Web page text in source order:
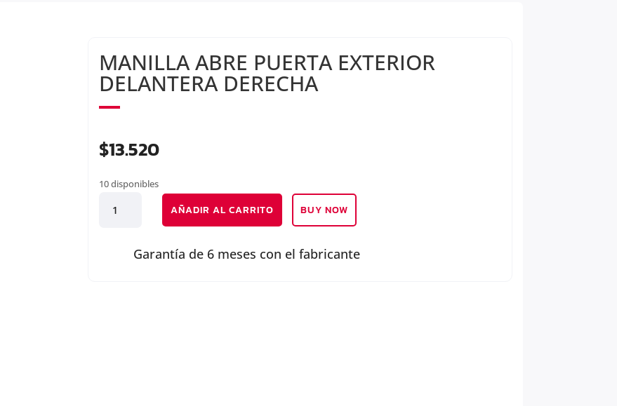
MANILLA ABRE PUERTA EXTERIOR
DELANTERA DERECHA
$13.520
10 disponibles
ABRE
EXTERIOR
AÑADIR AL CARRITO BUY NOW
Garantía de 6 meses con el fabricante